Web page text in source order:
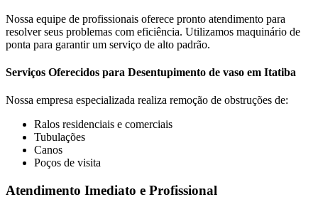
Nossa equipe de profissionais oferece pronto atendimento para
resolver seus problemas com eficiência. Utilizamos maquinário de
ponta para garantir um serviço de alto padrão.
Serviços Oferecidos para Desentupimento de vaso em Itatiba
Nossa empresa especializada realiza remoção de obstruções de:
Ralos residenciais e comerciais
Tubulações
Canos
Poços de visita
Atendimento Imediato e Profissional